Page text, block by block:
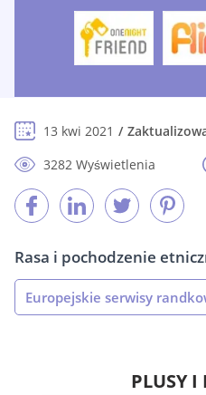
13 kwi 2021
3282 Wyświetlenia
Rasa i pochodzenie
Europejskie serwisy
PLUSY I